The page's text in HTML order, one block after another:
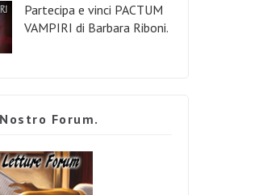
Partecipa e vinci PACTUM
VAMPIRI di Barbara Riboni.
Forum.